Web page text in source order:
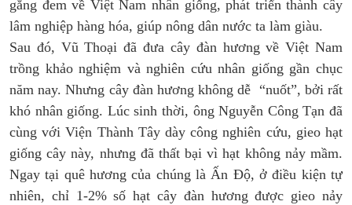
gắng đem về Việt Nam nhân giống, phát triển thành cây
lâm nghiệp hàng hóa, giúp nông dân nước ta làm giàu.
Sau đó, Vũ Thoại đã đưa cây đàn hương về Việt Nam
trồng khảo nghiệm và nghiên cứu nhân giống gần chục
năm nay. Nhưng cây đàn hương không dễ “nuốt”, bởi rất
khó nhân giống. Lúc sinh thời, ông Nguyễn Công Tạn đã
cùng với Viện Thành Tây dày công nghiên cứu, gieo hạt
giống cây này, nhưng đã thất bại vì hạt không nảy mầm.
Ngay tại quê hương của chúng là Ấn Độ, ở điều kiện tự
nhiên, chỉ 1-2% số hạt cây đàn hương được gieo nảy